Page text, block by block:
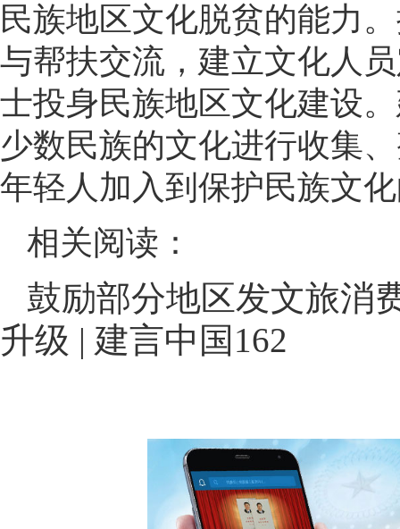
民族地区文化脱贫的能力
与帮扶交流，建立文化人
士投身民族地区文化建设
少数民族的文化进行收集
年轻人加入到保护民族文
相关阅读：
鼓励部分地区发文旅消
升级 | 建言中国162